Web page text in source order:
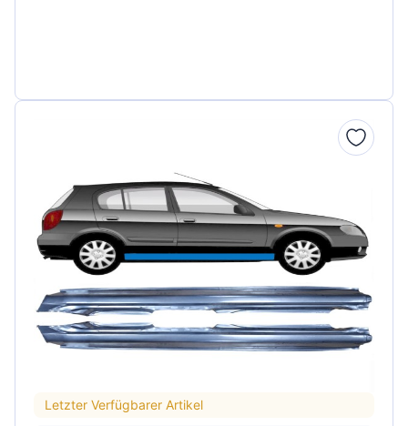
Letzter Verfügbarer Artikel